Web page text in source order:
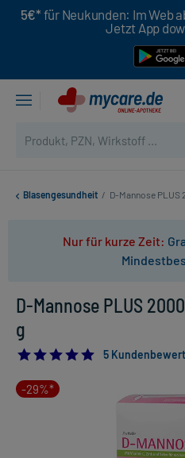
5€* für Neukunden: Im Web
Jetzt App
Blasengesundheit / D-Mannose PLUS
Nur für kurze Zeit:
D-Mannose PLUS
g
5.0
5
-29%*